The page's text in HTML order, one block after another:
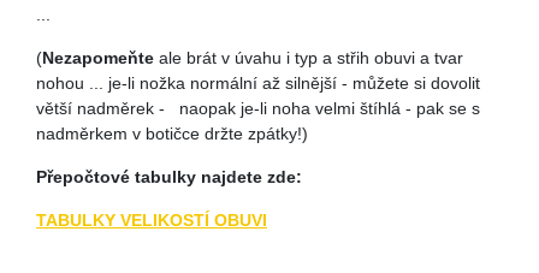
(Nezapomeňte ale brát v úvahu i typ a střih obuvi a tvar
nohou ... je-li nožka normální až silnější - můžete si dovolit
větší nadměrek - naopak je-li noha velmi štíhlá - pak se s
nadměrkem v botičce držte zpátky!)
Přepočtové tabulky najdete zde:
TABULKY VELIKOSTÍ OBUVI